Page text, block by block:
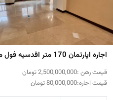
اجاره اپارتمان 170 متر اقدسیه فول مشاعات
قیمت رهن :2,500,000,000تومان
قیمت اجاره:80,000,000تومان